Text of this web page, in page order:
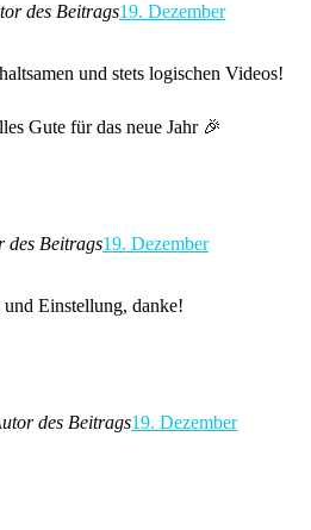
des Beitrags19. Dezember
und stets logischen Videos!
Gute für das neue Jahr 🎉
des Beitrags19. Dezember
Einstellung, danke!
des Beitrags19. Dezember